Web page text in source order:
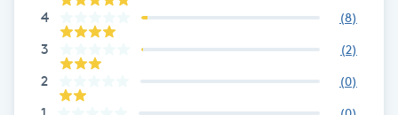
Fotvård
Fransar
4 (8)
3 (2)
2 (0)